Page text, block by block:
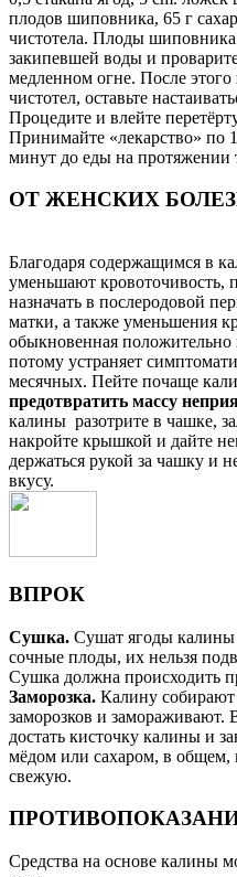
плодов шиповника, 65 г
чистотела. Плоды шиповника
закипевшей воды и
медленном огне. После
чистотел, оставьте
Процедите и влейте
Принимайте «лекарство» по
минут до еды на протяжении
ОТ ЖЕНСКИХ
Благодаря содержащимся в
уменьшают кровоточивость,
назначать в послеродовой
матки, а также уменьшения
обыкновенная положительно
потому устраняет
месячных. Пейте почаще
предотвратить массу
калины разотрите в чашке,
накройте крышкой и дайте
держаться рукой за чашку и
вкусу.
ВПРОК
Сушка. Сушат ягоды
сочные плоды, их нельзя
Сушка должна происходить
Заморозка. Калину собирают
заморозков и
достать кисточку калины и
мёдом или сахаром, в общем,
свежую.
Средства на основе калины